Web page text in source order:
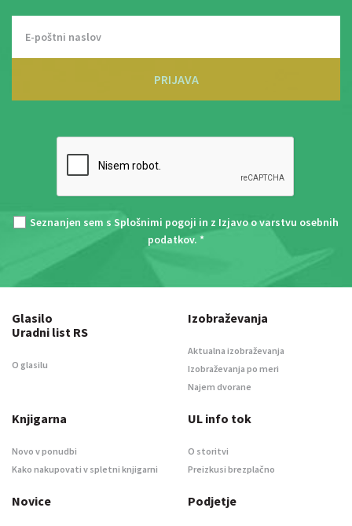
PRIJAVA
Seznanjen sem s Splošnimi pogoji in z Izjavo o varstvu osebnih
podatkov. *
Glasilo
Uradni list RS
O glasilu
Izobraževanja
Aktualna izobraževanja
Izobraževanja po meri
Najem dvorane
Knjigarna
Novo v ponudbi
Kako nakupovati v spletni knjigarni
UL info tok
O storitvi
Preizkusi brezplačno
Novice Podjetje